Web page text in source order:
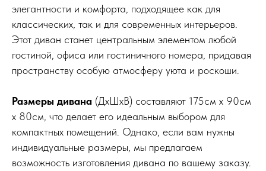
элегантности и комфорта, подходящее как для
классических, так и для современных интерьеров.
Этот диван станет центральным элементом любой
гостиной, офиса или гостиничного номера, придавая
пространству особую атмосферу уюта и роскоши.
Размеры дивана (ДхШхВ) составляют 175см x 90см
x 80см, что делает его идеальным выбором для
компактных помещений. Однако, если вам нужны
индивидуальные размеры, мы предлагаем
возможность изготовления дивана по вашему заказу.